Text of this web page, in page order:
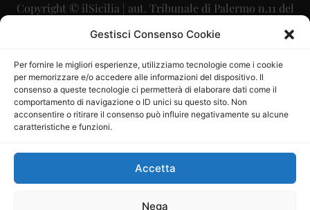
Gestisci Consenso Cookie
Per fornire le migliori esperienze, utilizziamo tecnologie come i cookie
per memorizzare e/o accedere alle informazioni del dispositivo. Il
consenso a queste tecnologie ci permetterà di elaborare dati come il
comportamento di navigazione o ID unici su questo sito. Non
acconsentire o ritirare il consenso può influire negativamente su alcune
caratteristiche e funzioni.
Accetta
Nega
Copyright © ilSicilia | aut. Tribunale di Palermo n.11 del
29/09/2015
Direttore Editoriale: Maurizio Scaglione
Direttore Responsabile: Maria Calabrese
P.IVA: 06334930820
Mercurio Comunicazione Società Cooperativa a r.l. è
iscritta al Registro degli Operatori di Comunicazione al